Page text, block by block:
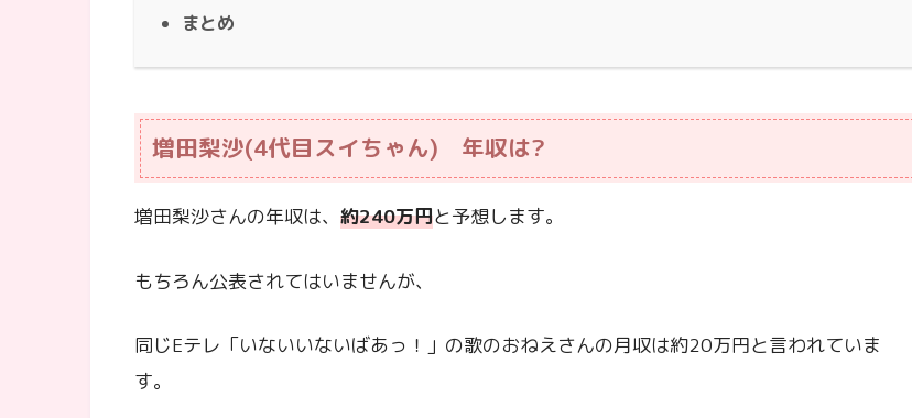
まとめ
増田梨沙(4代目スイちゃん) 年収は?
増田梨沙さんの年収は、 約240万円と予想します。
もちろん公表されてはいませんが、
同じEテレ「いないいないばあっ！」の歌のおねえさんの月収は約20万円と言われていま
す。